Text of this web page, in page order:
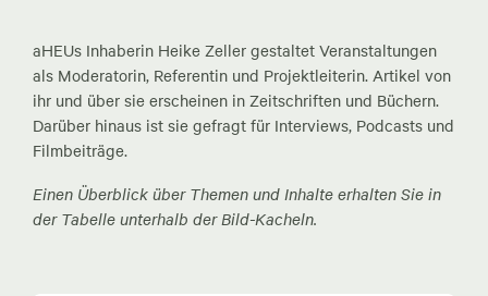
aHEUs Inhaberin Heike Zeller gestaltet Veranstaltungen
als Moderatorin, Referentin und Projektleiterin. Artikel von
ihr und über sie erscheinen in Zeitschriften und Büchern.
Darüber hinaus ist sie gefragt für Interviews, Podcasts und
Filmbeiträge.
Einen Überblick über Themen und Inhalte erhalten Sie in
der Tabelle unterhalb der Bild-Kacheln.